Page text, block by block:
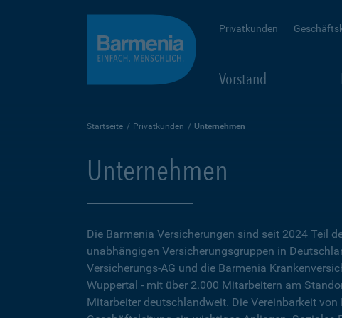
Privatkunden
Vorstand
Startseite Privatkunden Unternehmen
Unternehmen
Die Barmenia Versicherungen sind seit 2024 Teil
unabhängigen Versicherungsgruppen in
Versicherungs-AG und die Barmenia
Wuppertal - mit über 2.000 Mitarbeitern am
Mitarbeiter deutschlandweit. Die Vereinbarkeit